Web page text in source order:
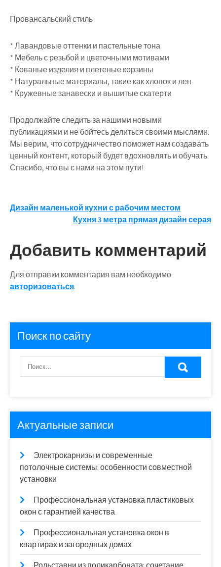
Провансальский стиль
* Лавандовые оттенки и пастельные тона
* Мебель с резьбой и цветочными мотивами
* Кованые изделия и плетеные корзины
* Натуральные материалы, такие как хлопок и лен
* Кружевные занавески и вышитые скатерти
Продолжайте следить за нашими новыми
публикациями и не бойтесь делиться своими мыслями.
Мы верим, что сотрудничество поможет нам создавать
ценный контент, который будет вдохновлять и обучать.
Спасибо, что вы с нами на этом пути!
Навигация
записям
Дизайн маленькой кухни с рабочим местом
Кухня 3 метра прямая дизайн серая
Добавить комментарий
Для отправки комментария вам необходимо
авторизоваться.
Поиск по сайту
Актуальные записи
Электрокарнизы и современные
потолочные системы: особенности совместной
установки
Профессиональная установка пластиковых
окон с гарантией качества
Профессиональная установка окон в
квартирах и загородных домах